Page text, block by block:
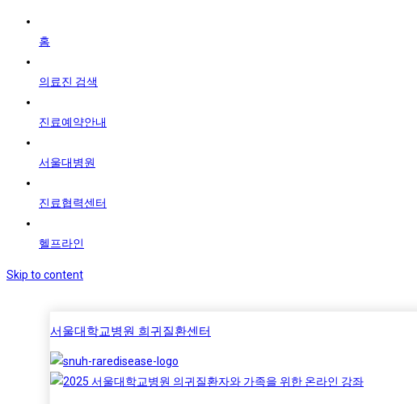
홈
의료진 검색
진료예약안내
서울대병원
진료협력센터
헬프라인
Skip to content
서울대학교병원 희귀질환센터